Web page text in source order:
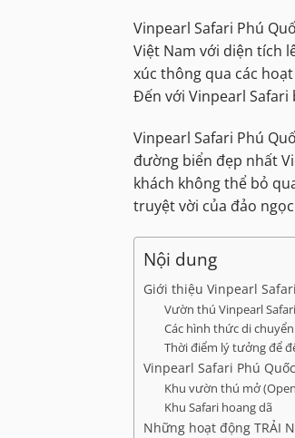
Vinpearl Safari Phú
Việt Nam với diện tích
xúc thông qua các
Đến với Vinpearl
Vinpearl Safari Phú
đường biển đẹp nhất
khách không thể bỏ
truyệt vời của đảo
Nội dung
Giới thiệu Vinpearl
Vườn thú Vinpearl
Các hình thức di chuyển
Thời điểm lý tưởng để
Vinpearl Safari Phú
Khu vườn thú mở
Khu Safari hoang dã
Những hoạt động TRẢI